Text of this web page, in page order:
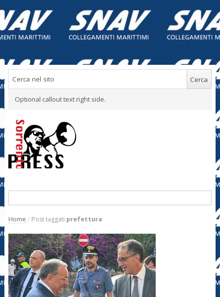
Optional callout text right side.
Home / Post taggati prefettura